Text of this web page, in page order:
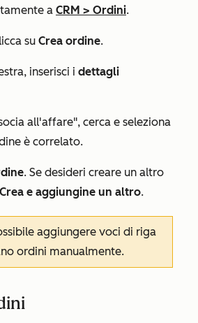
a CRM > Ordini.
su Crea ordine.
inserisci i dettagli
all'affare", cerca e seleziona
è correlato.
. Se desideri creare un altro
Crea e aggiungine un altro.
aggiungere voci di riga
ordini manualmente.